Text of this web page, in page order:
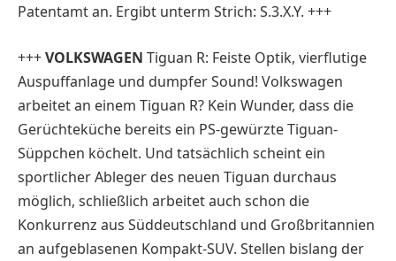
Patentamt an. Ergibt unterm Strich: S.3.X.Y. +++
+++VOLKSWAGEN Tiguan R: Feiste Optik, vierflutige
Auspuffanlage und dumpfer Sound! Volkswagen
arbeitet an einem Tiguan R? Kein Wunder, dass die
Gerüchteküche bereits ein PS-gewürzte Tiguan-
Süppchen köchelt. Und tatsächlich scheint ein
sportlicher Ableger des neuen Tiguan durchaus
möglich, schließlich arbeitet auch schon die
Konkurrenz aus Süddeutschland und Großbritannien
an aufgeblasenen Kompakt-SUV. Stellen bislang der